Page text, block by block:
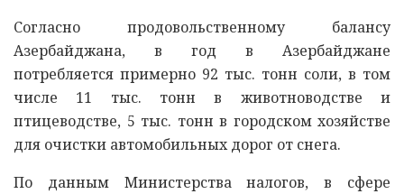
Согласно продовольственному балансу
Азербайджана, в год в Азербайджане
потребляется примерно 92 тыс. тонн соли, в том
числе 11 тыс. тонн в животноводстве и
птицеводстве, 5 тыс. тонн в городском хозяйстве
для очистки автомобильных дорог от снега.
По данным Министерства налогов, в сфере